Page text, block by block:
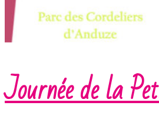
Journée de la